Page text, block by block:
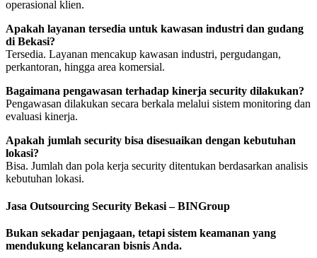
operasional klien.
Apakah layanan tersedia untuk kawasan industri dan gudang
di Bekasi?
Tersedia. Layanan mencakup kawasan industri, pergudangan,
perkantoran, hingga area komersial.
Bagaimana pengawasan terhadap kinerja security dilakukan?
Pengawasan dilakukan secara berkala melalui sistem monitoring dan
evaluasi kinerja.
Apakah jumlah security bisa disesuaikan dengan kebutuhan
lokasi?
Bisa. Jumlah dan pola kerja security ditentukan berdasarkan analisis
kebutuhan lokasi.
Jasa Outsourcing Security Bekasi – BINGroup
Bukan sekadar penjagaan, tetapi sistem keamanan yang
mendukung kelancaran bisnis Anda.